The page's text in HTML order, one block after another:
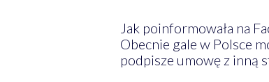
Jak poinformowała na
Obecnie gale w Polsce
podpisze umowę z inną